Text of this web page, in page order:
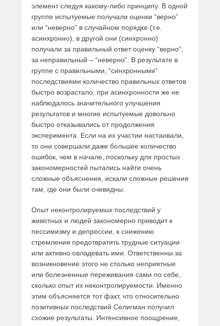
элемент следуя какому-либо принципу. В одной
группе испытуемые получали оценки “верно”
или “неверно” в случайном порядке (т.е.
асинхронно), в другой они (синхронно)
получали за правильный ответ оценку “верно”,
за неправильный – “неверно”. В результате в
группе с правильными, “синхронными”
последствиями количество правильных ответов
быстро возрастало, при асинхронности же не
наблюдалось значительного улучшения
результатов и многие испытуемые довольно
быстро отказывались от продолжения
эксперимента. Если на их участии настаивали,
то они совершали даже большее количество
ошибок, чем в начале, поскольку для простых
закономерностей пытались найти очень
сложные объяснения, искали сложные решения
там, где они были очевидны.
Опыт неконтролируемых последствий у
животных и людей закономерно приводит к
пессимизму и депрессии, к снижению
стремления предотвратить трудные ситуации
или активно овладевать ими. Ответственны за
возникновение этого не столько неприятные
или болезненные переживания сами по себе,
сколько опыт их неконтролируемости. Именно
этим объясняется тот факт, что относительно
позитивных последствий Селигман получил
схожие результаты. Интенсивное поощрение,